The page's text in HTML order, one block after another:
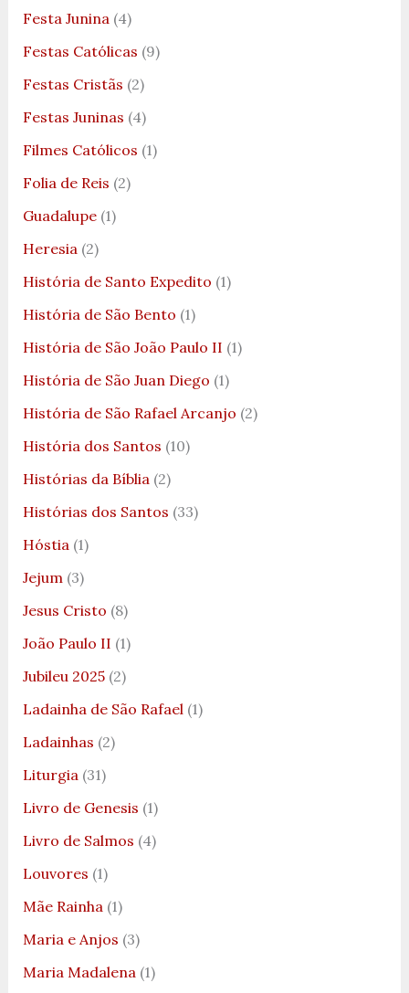
Festa Junina(4)
Festas Católicas (9)
Festas Cristãs (2)
Festas Juninas (4)
Filmes Católicos (1)
Folia de Reis (2)
Guadalupe(1)
Heresia(2)
História de Santo Expedito (1)
História de São Bento (1)
História de São João Paulo II (1)
História de São Juan Diego (1)
História de São Rafael Arcanjo (2)
História dos Santos (10)
Histórias da Bíblia(2)
Histórias dos Santos (33)
Hóstia(1)
Jejum(3)
Jesus Cristo (8)
João Paulo II (1)
Jubileu 2025(2)
Ladainha de São Rafael(1)
Ladainhas (2)
Liturgia(31)
Livro de Genesis (1)
Livro de Salmos (4)
Louvores (1)
Mãe Rainha(1)
Maria e Anjos (3)
Maria Madalena(1)